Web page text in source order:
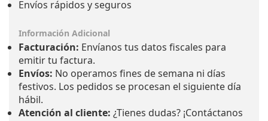
Facturación:Envíanos tus datos fiscales para
emitir tu factura.
Envíos:No operamos fines de semana ni días
festivos. Los pedidos se procesan el siguiente día
hábil.
Atención al cliente:
antes de ofertar!